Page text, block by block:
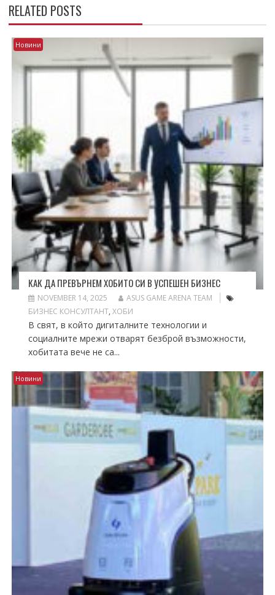
RELATED POSTS
Новини
КАК ДА ПРЕВЪРНЕМ ХОБИТО СИ В УСПЕШЕН БИЗНЕС
NOVEMBER 14, 2025
ASUS GAME ARENA TEAM
БИЗНЕС КОНСУЛТАНТ, ХОБИ
В свят, в който дигиталните технологии и
социалните мрежи отварят безброй възможности,
хобитата вече не са...
Новини